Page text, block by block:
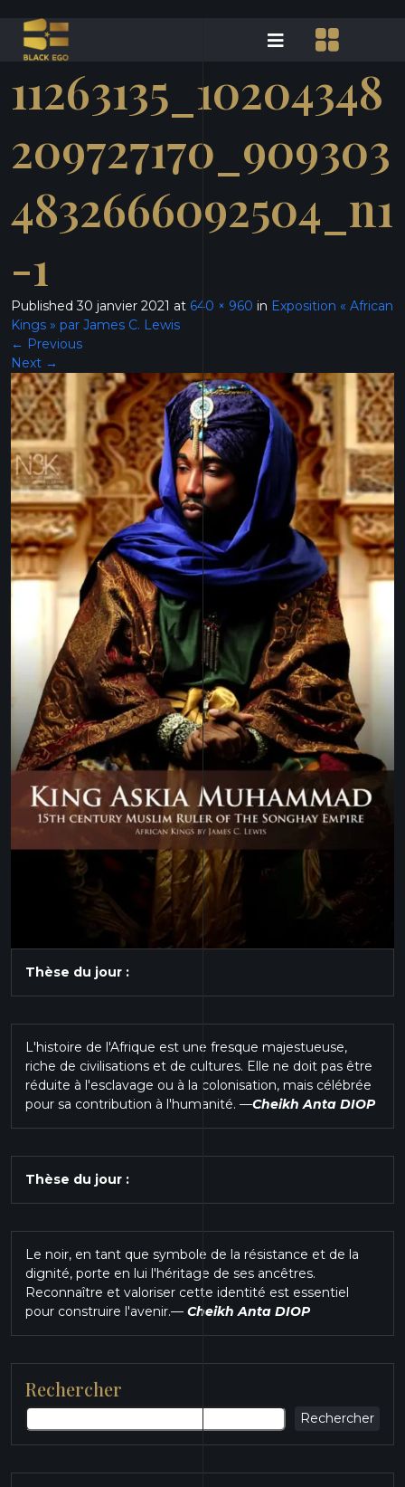
11263135_10204348
209727170_909303
4832666092504_n1
-1
Published30 janvier 2021 at 640 × 960 in Exposition « African
Kings » par James C. Lewis
← Previous
Next →
Thèse du jour :
L'histoire de l'Afrique est une fresque majestueuse,
riche de civilisations et de cultures. Elle ne doit pas être
réduite à l'esclavage ou à la colonisation, mais célébrée
pour sa contribution à l'humanité. —Cheikh Anta DIOP
Thèse du jour :
Le noir, en tant que symbole de la résistance et de la
dignité, porte en lui l'héritage de ses ancêtres.
Reconnaître et valoriser cette identité est essentiel
pour construire l'avenir.— Cheikh Anta DIOP
Rechercher
Rechercher